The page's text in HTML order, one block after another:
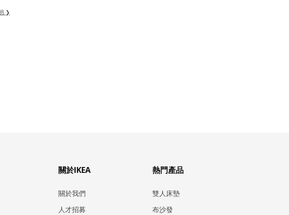
❯
關於IKEA
關於我們
人才招募
熱門產品
雙人床墊
布沙發